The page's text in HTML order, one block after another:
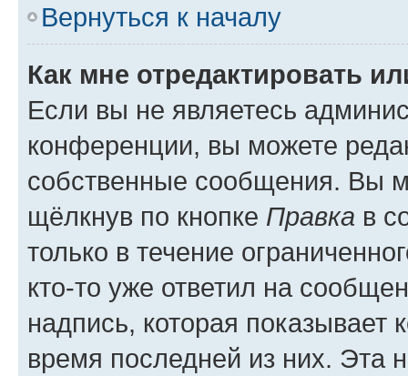
Вернуться к началу
Как мне отредактировать
Если вы не являетесь
конференции, вы можете
собственные сообщения. Вы
щёлкнув по кнопке Правка в
только в течение
кто-то уже ответил на
надпись, которая показывает
время последней из них. Эта